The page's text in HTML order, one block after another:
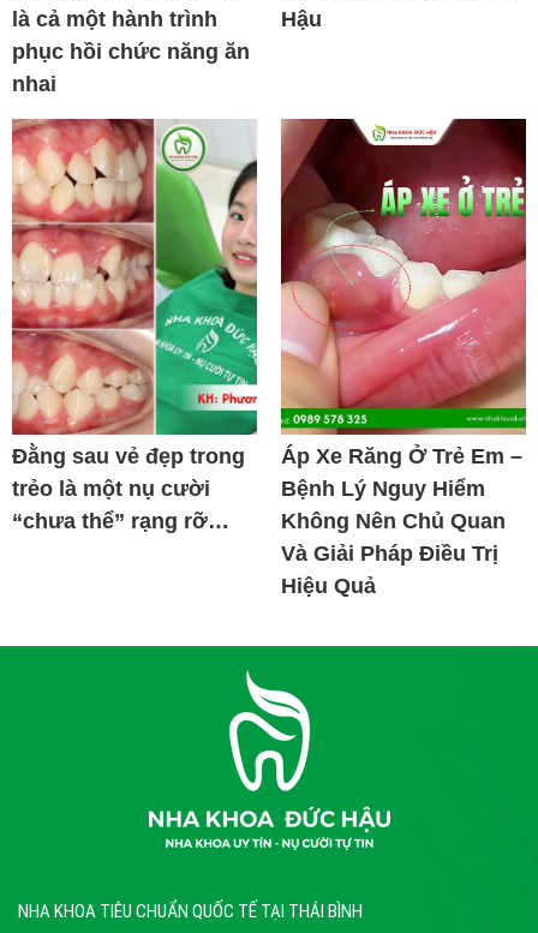
là cả một hành trình
phục hồi chức năng ăn
nhai
Hậu
Đằng sau vẻ đẹp trong
trẻo là một nụ cười
“chưa thể” rạng rỡ…
Áp Xe Răng Ở Trẻ Em –
Bệnh Lý Nguy Hiểm
Không Nên Chủ Quan
Và Giải Pháp Điều Trị
Hiệu Quả
NHA KHOA TIÊU CHUẨN QUỐC TẾ TẠI THÁI BÌNH